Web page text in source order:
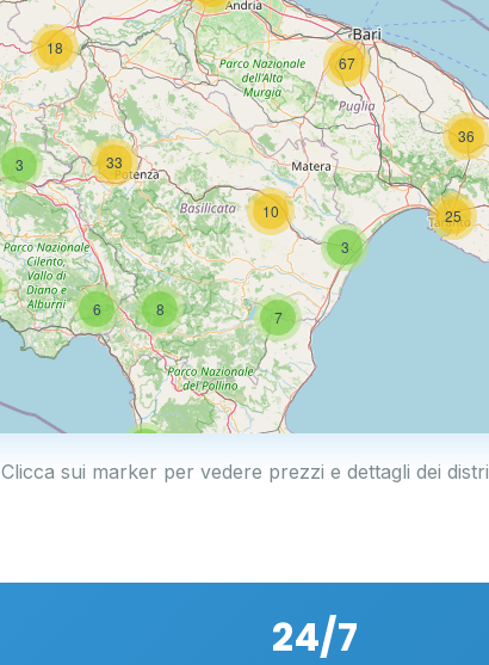
6 7
8
3
10
3 33
18
25
36
67
Clicca sui marker per vedere prezzi e dettagli dei
24/7